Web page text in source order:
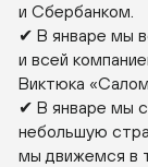
и Сбербанком.
✔ В январе мы
и всей
Виктюка
✔ В январе мы
небольшую
мы движемся в